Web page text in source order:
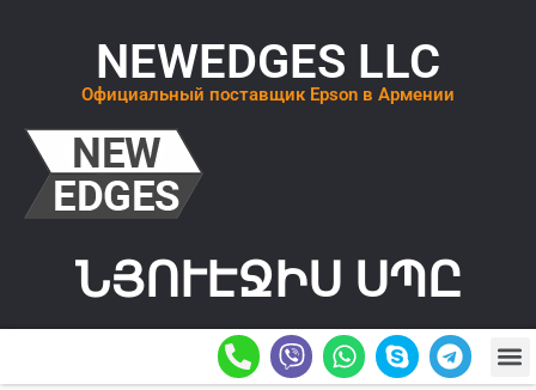
NEWEDGES LLC
Официальный поставщик Epson в Армении
ՆՅՈՒԷՋԻՍ ՍՊԸ